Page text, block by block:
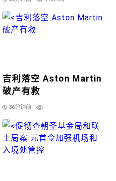
吉利落空 Aston Martin
破产有救
36分钟前